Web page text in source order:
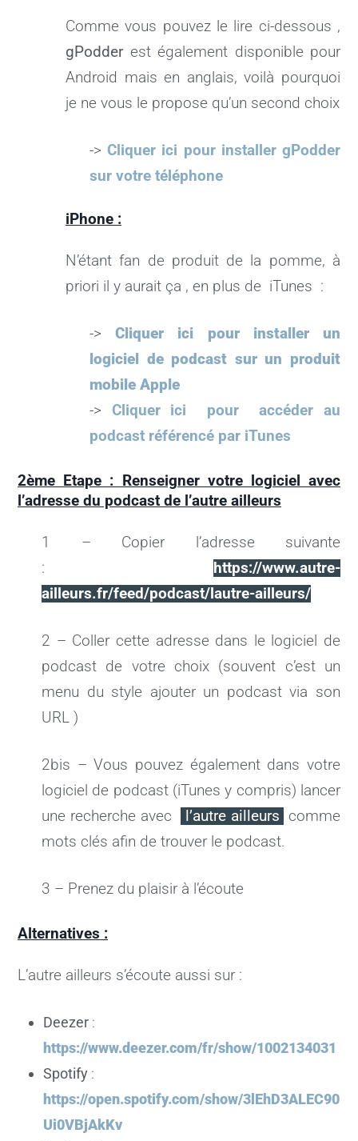
Comme vous pouvez le lire ci-dessous ,
gPodderest également disponible pour
Android mais en anglais, voilà pourquoi
je ne vous le propose qu’un second choix
-> Cliquer ici pour installer gPodder
sur votre téléphone
iPhone :
N’étant fan de produit de la pomme, à
priori il y aurait ça , en plus de iTunes :
->Cliquer ici pour installer un
logiciel de podcast sur un produit
mobile Apple
-> Cliquer ici pour accéder au
podcast référencé par iTunes
2ème Etape : Renseigner votre logiciel avec
l’adresse du podcast de l’autre ailleurs
1 – Copier l’adresse suivante
:
https://www.autre-
ailleurs.fr/feed/podcast/lautre-ailleurs/
2 – Coller cette adresse dans le logiciel de
podcast de votre choix (souvent c’est un
menu du style ajouter un podcast via son
URL )
2bis – Vous pouvez également dans votre
logiciel de podcast (iTunes y compris) lancer
une recherche avec
l’autre ailleurs comme
mots clés afin de trouver le podcast.
3 – Prenez du plaisir à l’écoute
Alternatives :
L’autre ailleurs s’écoute aussi sur :
Deezer :
https://www.deezer.com/fr/show/1002134031
Spotify :
https://open.spotify.com/show/3lEhD3ALEC90
Ui0VBjAkKv